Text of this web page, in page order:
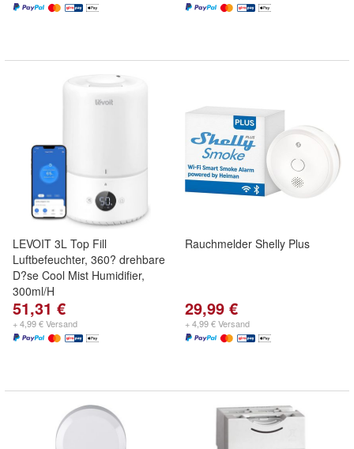
LEVOIT 3L Top Fill
Luftbefeuchter, 360? drehbare
D?se Cool Mist Humidifier,
300ml/H
51,31 €
+ 4,99 € Versand
Rauchmelder Shelly Plus
29,99 €
+ 4,99 € Versand